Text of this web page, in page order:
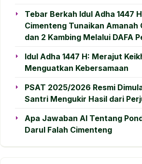
Tebar Berkah Idul Adha 1447
Cimenteng Tunaikan Amanah
dan 2 Kambing Melalui DAFA
Idul Adha 1447 H: Merajut
Menguatkan Kebersamaan
PSAT 2025/2026 Resmi
Santri Mengukir Hasil dari
Apa Jawaban AI Tentang
Darul Falah Cimenteng